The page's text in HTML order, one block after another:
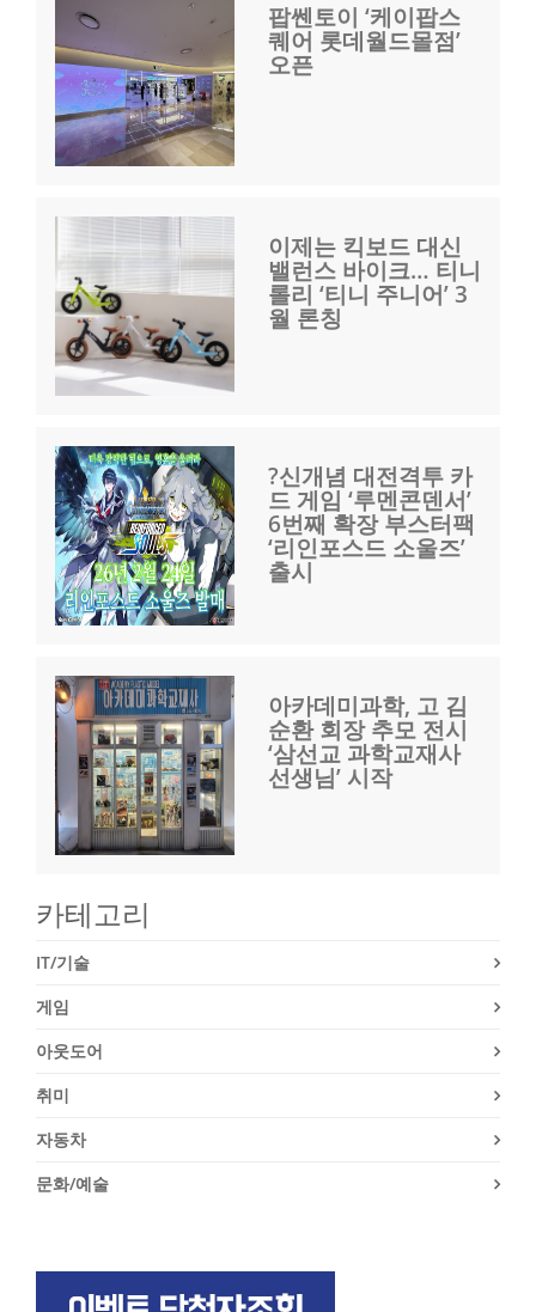
팝쎈토이 ‘케이팝스
퀘어 롯데월드몰점’
오픈
이제는 킥보드 대신
밸런스 바이크… 티니
롤리 ‘티니 주니어’ 3
월 론칭
?신개념 대전격투 카
드 게임 ‘루멘콘덴서’
6번째 확장 부스터팩
‘리인포스드 소울즈’
출시
아카데미과학, 고 김
순환 회장 추모 전시
‘삼선교 과학교재사
선생님’ 시작
카테고리
IT/기술
게임
아웃도어
취미
자동차
문화/예술